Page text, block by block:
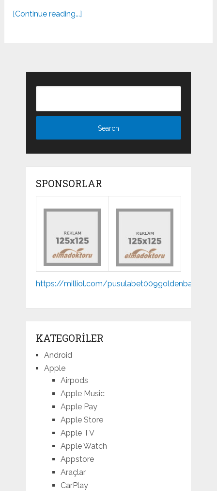
[Continue reading...]
SPONSORLAR
Mp3
https://milliol.com/pusulabet009goldenbahis009
KATEGORILER
Android
Apple
Airpods
Apple Music
Apple Pay
Apple Store
Apple TV
Apple Watch
Appstore
Araçlar
CarPlay